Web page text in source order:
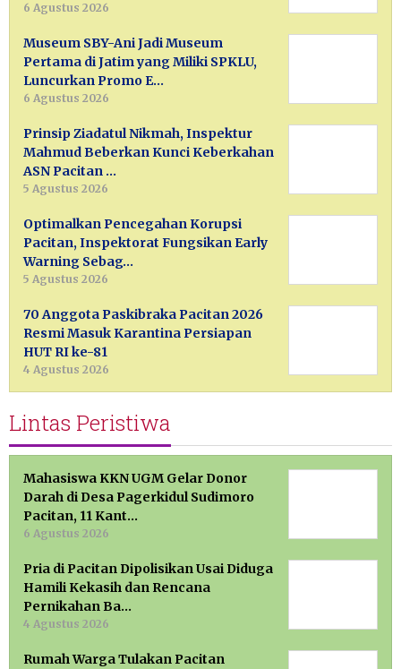
6 Agustus 2026
Museum SBY-Ani Jadi Museum
Pertama di Jatim yang Miliki SPKLU,
Luncurkan Promo E…
6 Agustus 2026
Prinsip Ziadatul Nikmah, Inspektur
Mahmud Beberkan Kunci Keberkahan
ASN Pacitan …
5 Agustus 2026
Optimalkan Pencegahan Korupsi
Pacitan, Inspektorat Fungsikan Early
Warning Sebag…
5 Agustus 2026
70 Anggota Paskibraka Pacitan 2026
Resmi Masuk Karantina Persiapan
HUT RI ke-81
4 Agustus 2026
Lintas Peristiwa
Mahasiswa KKN UGM Gelar Donor
Darah di Desa Pagerkidul Sudimoro
Pacitan, 11 Kant…
6 Agustus 2026
Pria di Pacitan Dipolisikan Usai Diduga
Hamili Kekasih dan Rencana
Pernikahan Ba…
4 Agustus 2026
Rumah Warga Tulakan Pacitan